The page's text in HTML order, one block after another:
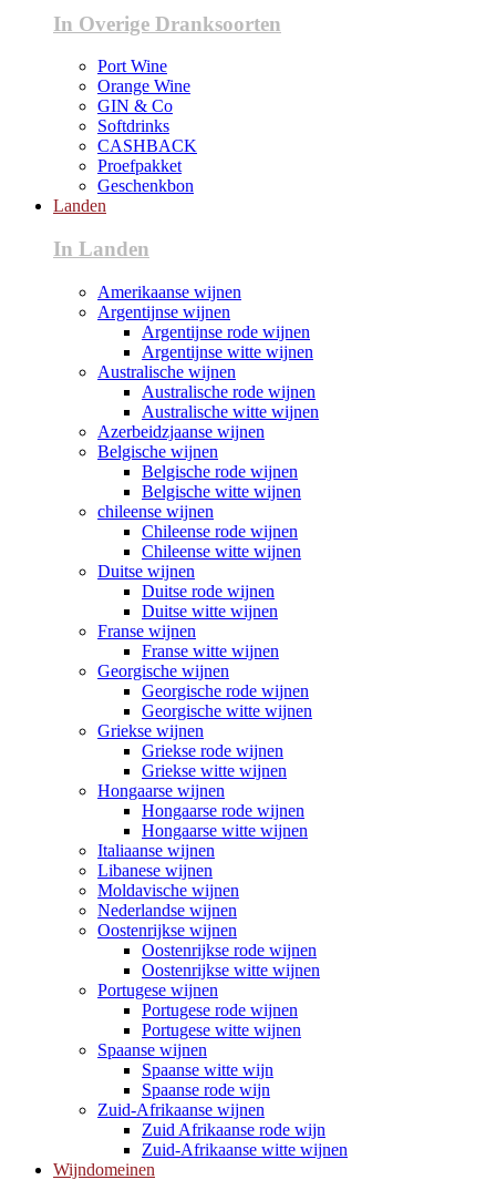
In Overige Dranksoorten
Port Wine
Orange Wine
GIN & Co
Softdrinks
CASHBACK
Proefpakket
Geschenkbon
Landen
In Landen
Amerikaanse wijnen
Argentijnse wijnen
Argentijnse rode wijnen
Argentijnse witte wijnen
Australische wijnen
Australische rode wijnen
Australische witte wijnen
Azerbeidzjaanse wijnen
Belgische wijnen
Belgische rode wijnen
Belgische witte wijnen
chileense wijnen
Chileense rode wijnen
Chileense witte wijnen
Duitse wijnen
Duitse rode wijnen
Duitse witte wijnen
Franse wijnen
Franse witte wijnen
Georgische wijnen
Georgische rode wijnen
Georgische witte wijnen
Griekse wijnen
Griekse rode wijnen
Griekse witte wijnen
Hongaarse wijnen
Hongaarse rode wijnen
Hongaarse witte wijnen
Italiaanse wijnen
Libanese wijnen
Moldavische wijnen
Nederlandse wijnen
Oostenrijkse wijnen
Oostenrijkse rode wijnen
Oostenrijkse witte wijnen
Portugese wijnen
Portugese rode wijnen
Portugese witte wijnen
Spaanse wijnen
Spaanse witte wijn
Spaanse rode wijn
Zuid-Afrikaanse wijnen
Zuid Afrikaanse rode wijn
Zuid-Afrikaanse witte wijnen
Wijndomeinen